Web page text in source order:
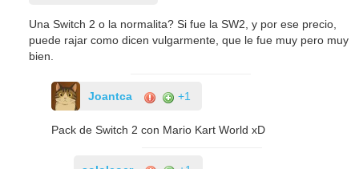
Una Switch 2 o la normalita? Si fue la SW2, y por ese precio,
puede rajar como dicen vulgarmente, que le fue muy pero muy
bien.
Joantca +1
Pack de Switch 2 con Mario Kart World xD